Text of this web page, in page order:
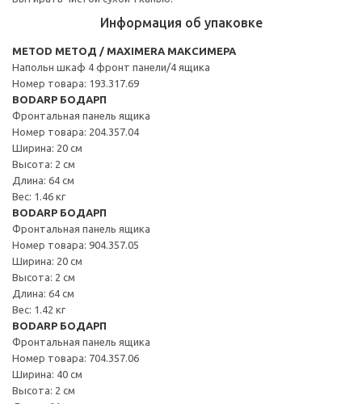
Информация об упаковке
METOD МЕТОД / MAXIMERA МАКСИМЕРА
Напольн шкаф 4 фронт панели/4 ящика
Номер товара: 193.317.69
BODARP БОДАРП
Фронтальная панель ящика
Номер товара: 204.357.04
Ширина: 20 см
Высота: 2 см
Длина: 64 см
Вес: 1.46 кг
BODARP БОДАРП
Фронтальная панель ящика
Номер товара: 904.357.05
Ширина: 20 см
Высота: 2 см
Длина: 64 см
Вес: 1.42 кг
BODARP БОДАРП
Фронтальная панель ящика
Номер товара: 704.357.06
Ширина: 40 см
Высота: 2 см